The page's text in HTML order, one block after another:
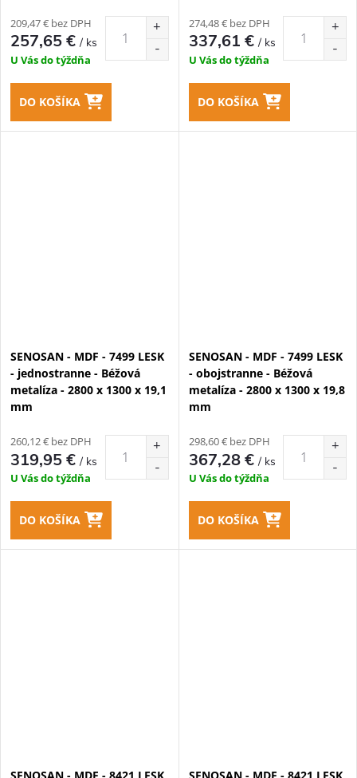
209,47 € bez DPH
257,65 €/ ks
U Vás do týždňa
DO KOŠÍKA
274,48 € bez DPH
337,61 €/ ks
U Vás do týždňa
DO KOŠÍKA
SENOSAN - MDF - 7499 LESK
- jednostranne - Béžová
metalíza - 2800 x 1300 x 19,1
mm
260,12 € bez DPH
319,95 €/ ks
U Vás do týždňa
DO KOŠÍKA
SENOSAN - MDF - 7499 LESK
- obojstranne - Béžová
metalíza - 2800 x 1300 x 19,8
mm
298,60 € bez DPH
367,28 €/ ks
U Vás do týždňa
DO KOŠÍKA
SENOSAN - MDF - 8421 LESK
SENOSAN - MDF - 8421 LESK